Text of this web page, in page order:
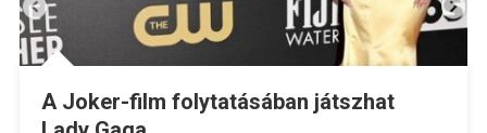
A Joker-film folytatásában játszhat